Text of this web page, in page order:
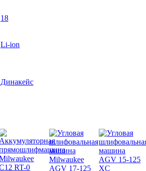
18
Li-ion
Динакейс